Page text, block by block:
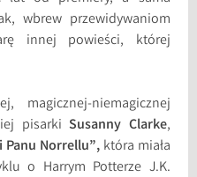
wbrew przewidywaniom
innej powieści, której
magicznej-niemagicznej
pisarkiSusanny Clarke,
Panu Norrellu”, która miała
o Harrym Potterze J.K.